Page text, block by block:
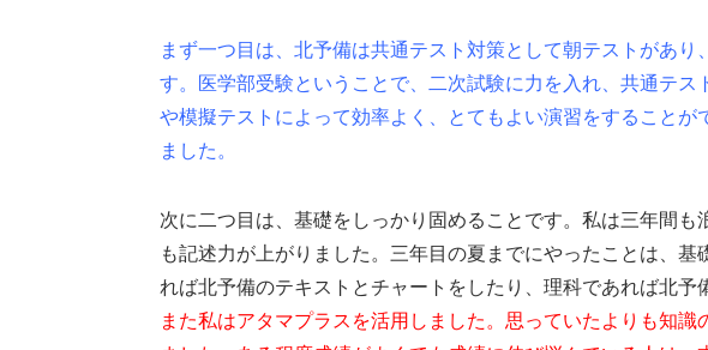
まず一つ目は、北予備は共通テスト対策として朝テストがあ
す。医学部受験ということで、二次試験に力を入れ、共通テス
や模擬テストによって効率よく、とてもよい演習をすることが
ました。
次に二つ目は、基礎をしっかり固めることです。私は三年間も
も記述力が上がりました。三年目の夏までにやったことは、
れば北予備のテキストとチャートをしたり、理科であれば北予
また私はアタマプラスを活用しました。思っていたよりも知